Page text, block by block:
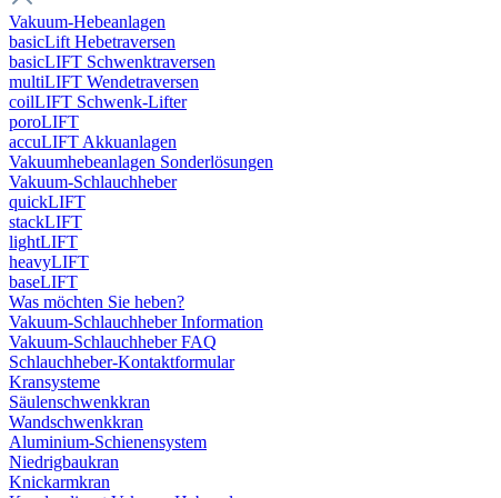
Vakuum-Hebeanlagen
basicLift Hebetraversen
basicLIFT Schwenktraversen
multiLIFT Wendetraversen
coilLIFT Schwenk-Lifter
poroLIFT
accuLIFT Akkuanlagen
Vakuumhebeanlagen Sonderlösungen
Vakuum-Schlauchheber
quickLIFT
stackLIFT
lightLIFT
heavyLIFT
baseLIFT
Was möchten Sie heben?
Vakuum-Schlauchheber Information
Vakuum-Schlauchheber FAQ
Schlauchheber-Kontaktformular
Kransysteme
Säulenschwenkkran
Wandschwenkkran
Aluminium-Schienensystem
Niedrigbaukran
Knickarmkran